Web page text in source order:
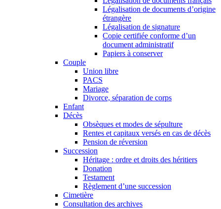
Légalisation de documents d’origine
étrangère
Légalisation de signature
Copie certifiée conforme d’un
document administratif
Papiers à conserver
Couple
Union libre
PACS
Mariage
Divorce, séparation de corps
Enfant
Décès
Obsèques et modes de sépulture
Rentes et capitaux versés en cas de décès
Pension de réversion
Succession
Héritage : ordre et droits des héritiers
Donation
Testament
Règlement d’une succession
Cimetière
Consultation des archives